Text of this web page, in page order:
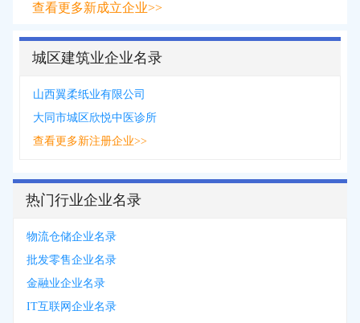
查看更多新成立企业>>
城区建筑业企业名录
山西翼柔纸业有限公司
大同市城区欣悦中医诊所
查看更多新注册企业>>
热门行业企业名录
物流仓储企业名录
批发零售企业名录
金融业企业名录
IT互联网企业名录